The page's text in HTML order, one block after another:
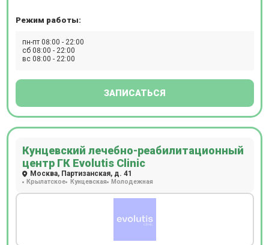
максимальным объемом пациента 117 см. В центре есть
контрастированием.
Режим работы:
пн-пт 08:00 - 22:00
сб 08:00 - 22:00
вс 08:00 - 22:00
ЗАПИСАТЬСЯ
Кунцевский лечебно-реабилитационный
центр ГК Evolutis Clinic
Москва, Партизанская, д. 41
Крылатское Кунцевская Молодежная